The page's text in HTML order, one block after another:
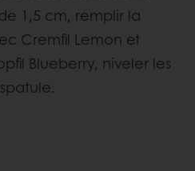
1,5 cm, remplir la
Cremfil Lemon et
Blueberry, niveler les